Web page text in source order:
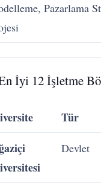
Pazarlama
İyi 12 İşletme
Tür
Devlet